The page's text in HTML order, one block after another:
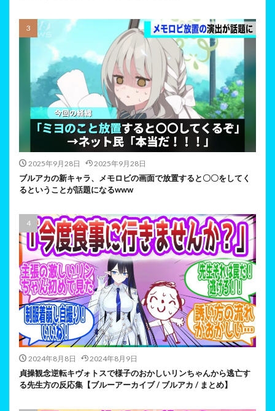
2025年9月28日 2025年9月28日
ブルアカの新キャラ、メモロビの画面で放置すると〇〇をしてく
るということが話題になるwww
2024年8月8日 2024年8月9日
貞操観念逆転キヴォトスで様子のおかしいリンちゃんから逃亡す
る先生方の反応集【ブルーアーカイブ / ブルアカ / まとめ】